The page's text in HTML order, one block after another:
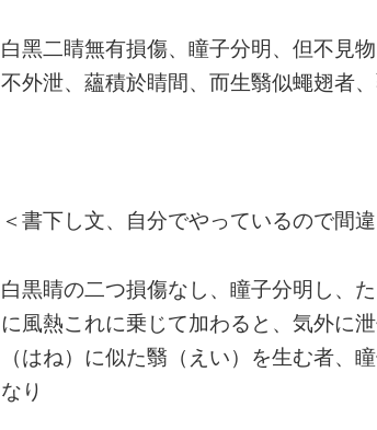
白黑二睛無有損傷、瞳子分明、但不見
不外泄、蘊積於睛間、而生翳似蠅翅者
＜書下し文、自分でやっているので間
白黒睛の二つ損傷なし、瞳子分明し、
に風熱これに乗じて加わると、気外に
（はね）に似た翳（えい）を生む者、
なり